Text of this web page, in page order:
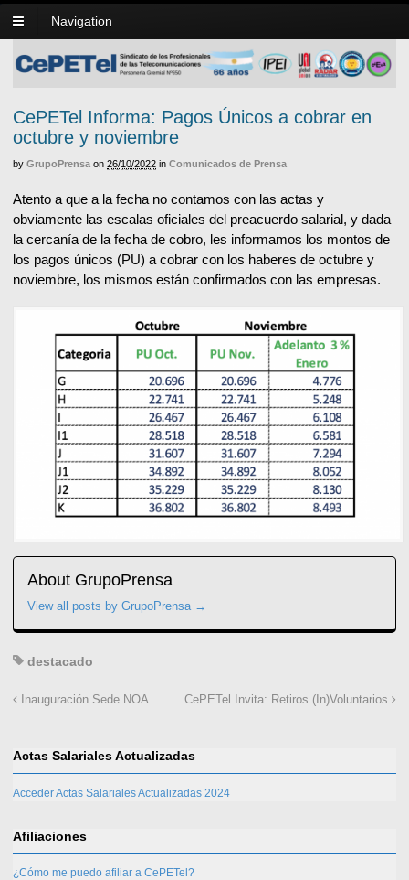
Navigation
CePETel Informa: Pagos Únicos a cobrar en
octubre y noviembre
by GrupoPrensa on 26/10/2022 in Comunicados de Prensa
Atento a que a la fecha no contamos con las actas y
obviamente las escalas oficiales del preacuerdo salarial, y dada
la cercanía de la fecha de cobro, les informamos los montos de
los pagos únicos (PU) a cobrar con los haberes de octubre y
noviembre, los mismos están confirmados con las empresas.
About GrupoPrensa
View all posts by GrupoPrensa →
destacado
Inauguración Sede NOA CePETel Invita: Retiros (In)Voluntarios
Actas Salariales Actualizadas
Acceder Actas Salariales Actualizadas 2024
Afiliaciones
¿Cómo me puedo afiliar a CePETel?